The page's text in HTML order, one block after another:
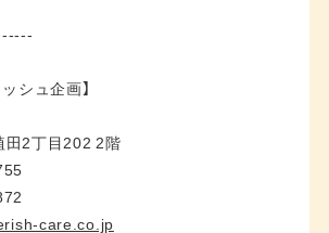
シュ企画】
田2丁目202 2階
care.co.jp